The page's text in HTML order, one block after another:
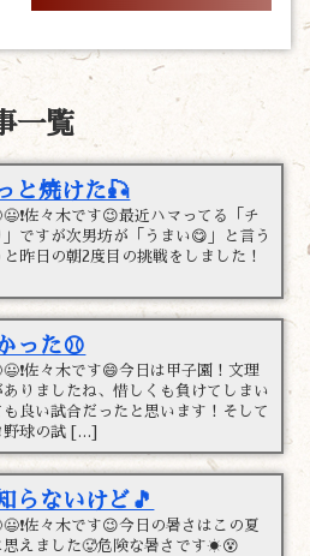
一覧
と焼けた🎣
佐々木です😉最近ハマってる「チ
ですが次男坊が「うまい😋」と言う
と昨日の朝2度目の挑戦をしました！
った⚾
佐々木です😄今日は甲子園！文理
りましたね、惜しくも負けてしまい
も良い試合だったと思います！そして
野球の試 […]
らないけど🎵
佐々木です😉今日の暑さはこの夏
思えました🥵危険な暑さです☀️😵